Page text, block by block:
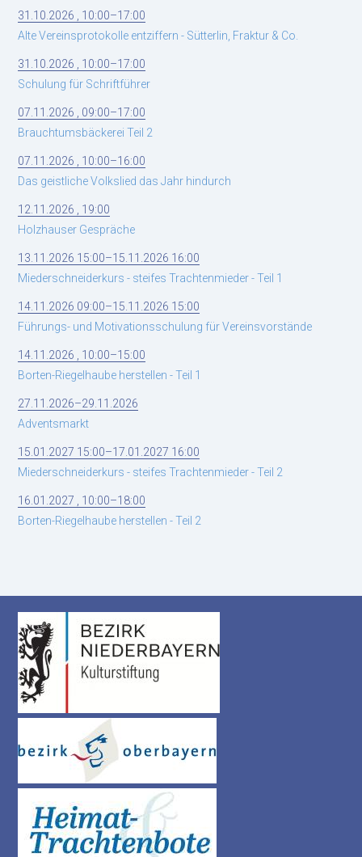
31.10.2026 , 10:00–17:00
Alte Vereinsprotokolle entziffern - Sütterlin, Fraktur & Co.
31.10.2026 , 10:00–17:00
Schulung für Schriftführer
07.11.2026 , 09:00–17:00
Brauchtumsbäckerei Teil 2
07.11.2026 , 10:00–16:00
Das geistliche Volkslied das Jahr hindurch
12.11.2026 , 19:00
Holzhauser Gespräche
13.11.2026 15:00–15.11.2026 16:00
Miederschneiderkurs - steifes Trachtenmieder - Teil 1
14.11.2026 09:00–15.11.2026 15:00
Führungs- und Motivationsschulung für Vereinsvorstände
14.11.2026 , 10:00–15:00
Borten-Riegelhaube herstellen - Teil 1
27.11.2026–29.11.2026
Adventsmarkt
15.01.2027 15:00–17.01.2027 16:00
Miederschneiderkurs - steifes Trachtenmieder - Teil 2
16.01.2027 , 10:00–18:00
Borten-Riegelhaube herstellen - Teil 2